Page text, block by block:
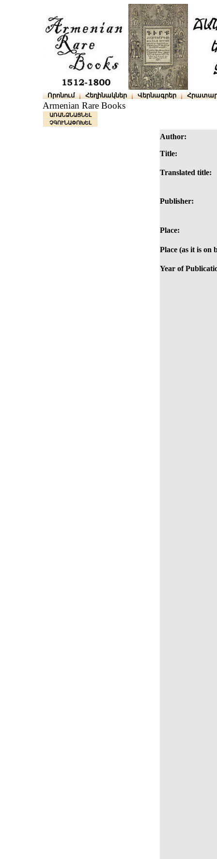
Որոնում Հեղինակներ Վերնագրեր
Armenian Rare Books
ԱՌԱՆՁՆԱՑՆԵԼ
ՉԳՈՒՆԱՓՈԽԵԼ
Author:
Title:
Translated title:
Publisher:
Place:
Place (as it is on
Year of